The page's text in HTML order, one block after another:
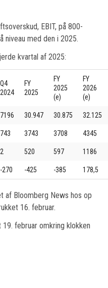
EBIT, på 800-
niveau med den i 2025.
kvartal af 2025:
Q4
2024
FY
2025
FY
2025
(e)
FY
2026
(e)
7196 30.947 30.875 32.125
743 3743 3708 4345
2 520 597 1186
-270 -425 -385 178,5
af Bloomberg News hos op
16. februar.
februar omkring klokken